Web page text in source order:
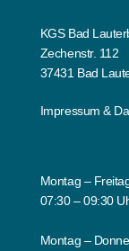
KGS Bad
Zechenstr. 112
37431 Bad
Impressum &
Montag –
07:30 – 09:30
Montag –